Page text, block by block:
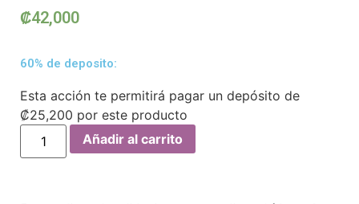
₡42,000
60% de deposito:
Esta acción te permitirá pagar un depósito de
₡25,200 por este producto
Añadir al carrito